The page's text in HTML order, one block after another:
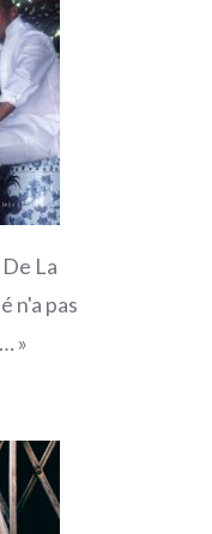
La
n'a pas
»